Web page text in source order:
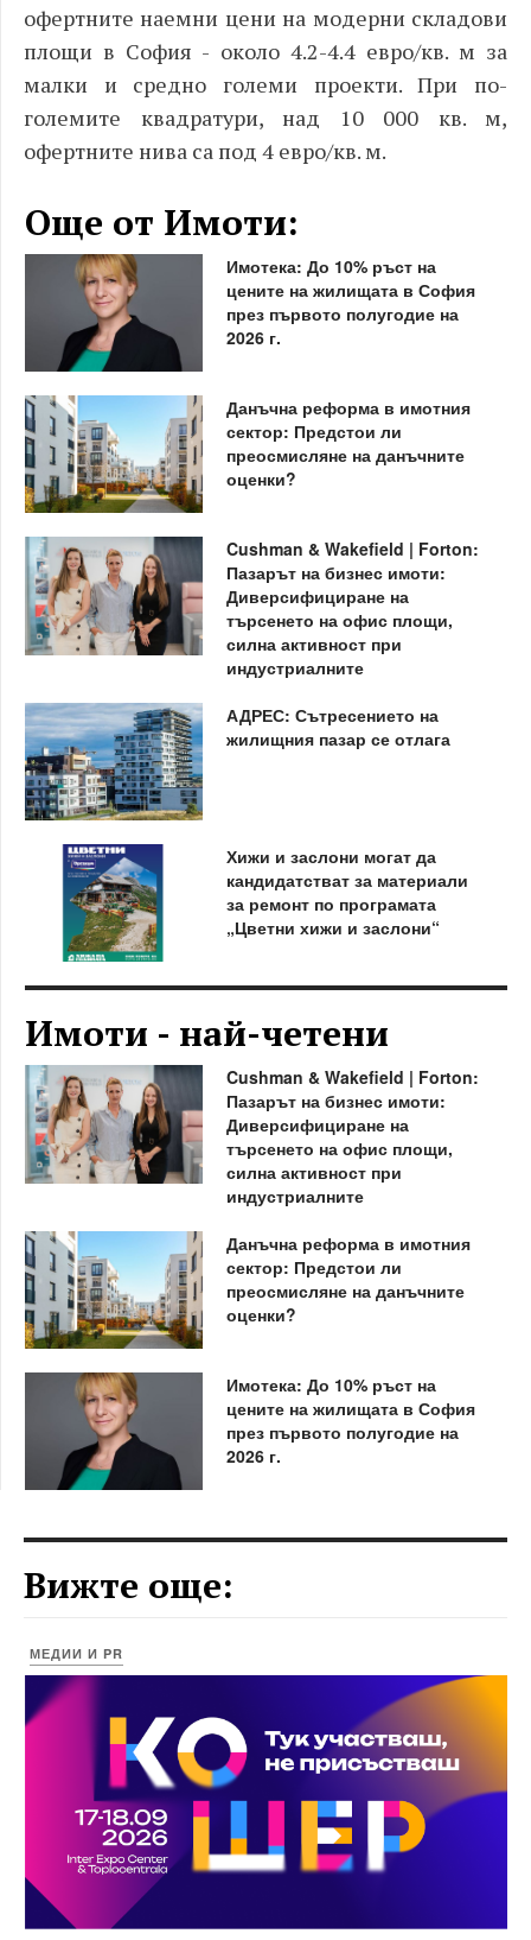
офертните наемни цени на модерни складови
площи в София - около 4.2-4.4 евро/кв. м за
малки и средно големи проекти. При по-
големите квадратури, над 10 000 кв. м,
офертните нива са под 4 евро/кв. м.
Още от Имоти:
Имотека: До 10% ръст на
цените на жилищата в София
през първото полугодие на
2026 г.
Данъчна реформа в имотния
сектор: Предстои ли
преосмисляне на данъчните
оценки?
Cushman & Wakefield | Forton:
Пазарът на бизнес имоти:
Диверсифициране на
търсенето на офис площи,
силна активност при
индустриалните
АДРЕС: Сътресението на
жилищния пазар се отлага
Хижи и заслони могат да
кандидатстват за материали
за ремонт по програмата
„Цветни хижи и заслони“
Имоти - най-четени
Cushman & Wakefield | Forton:
Пазарът на бизнес имоти:
Диверсифициране на
търсенето на офис площи,
силна активност при
индустриалните
Данъчна реформа в имотния
сектор: Предстои ли
преосмисляне на данъчните
оценки?
Имотека: До 10% ръст на
цените на жилищата в София
през първото полугодие на
2026 г.
Вижте още:
МЕДИИ И PR